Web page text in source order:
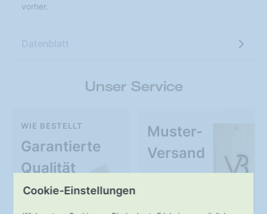
Cookie-Einstellungen
vorher.
Datenblatt
Unser Service
Garantierte
Qualität
WIE BESTELLT
Muster-
Versand